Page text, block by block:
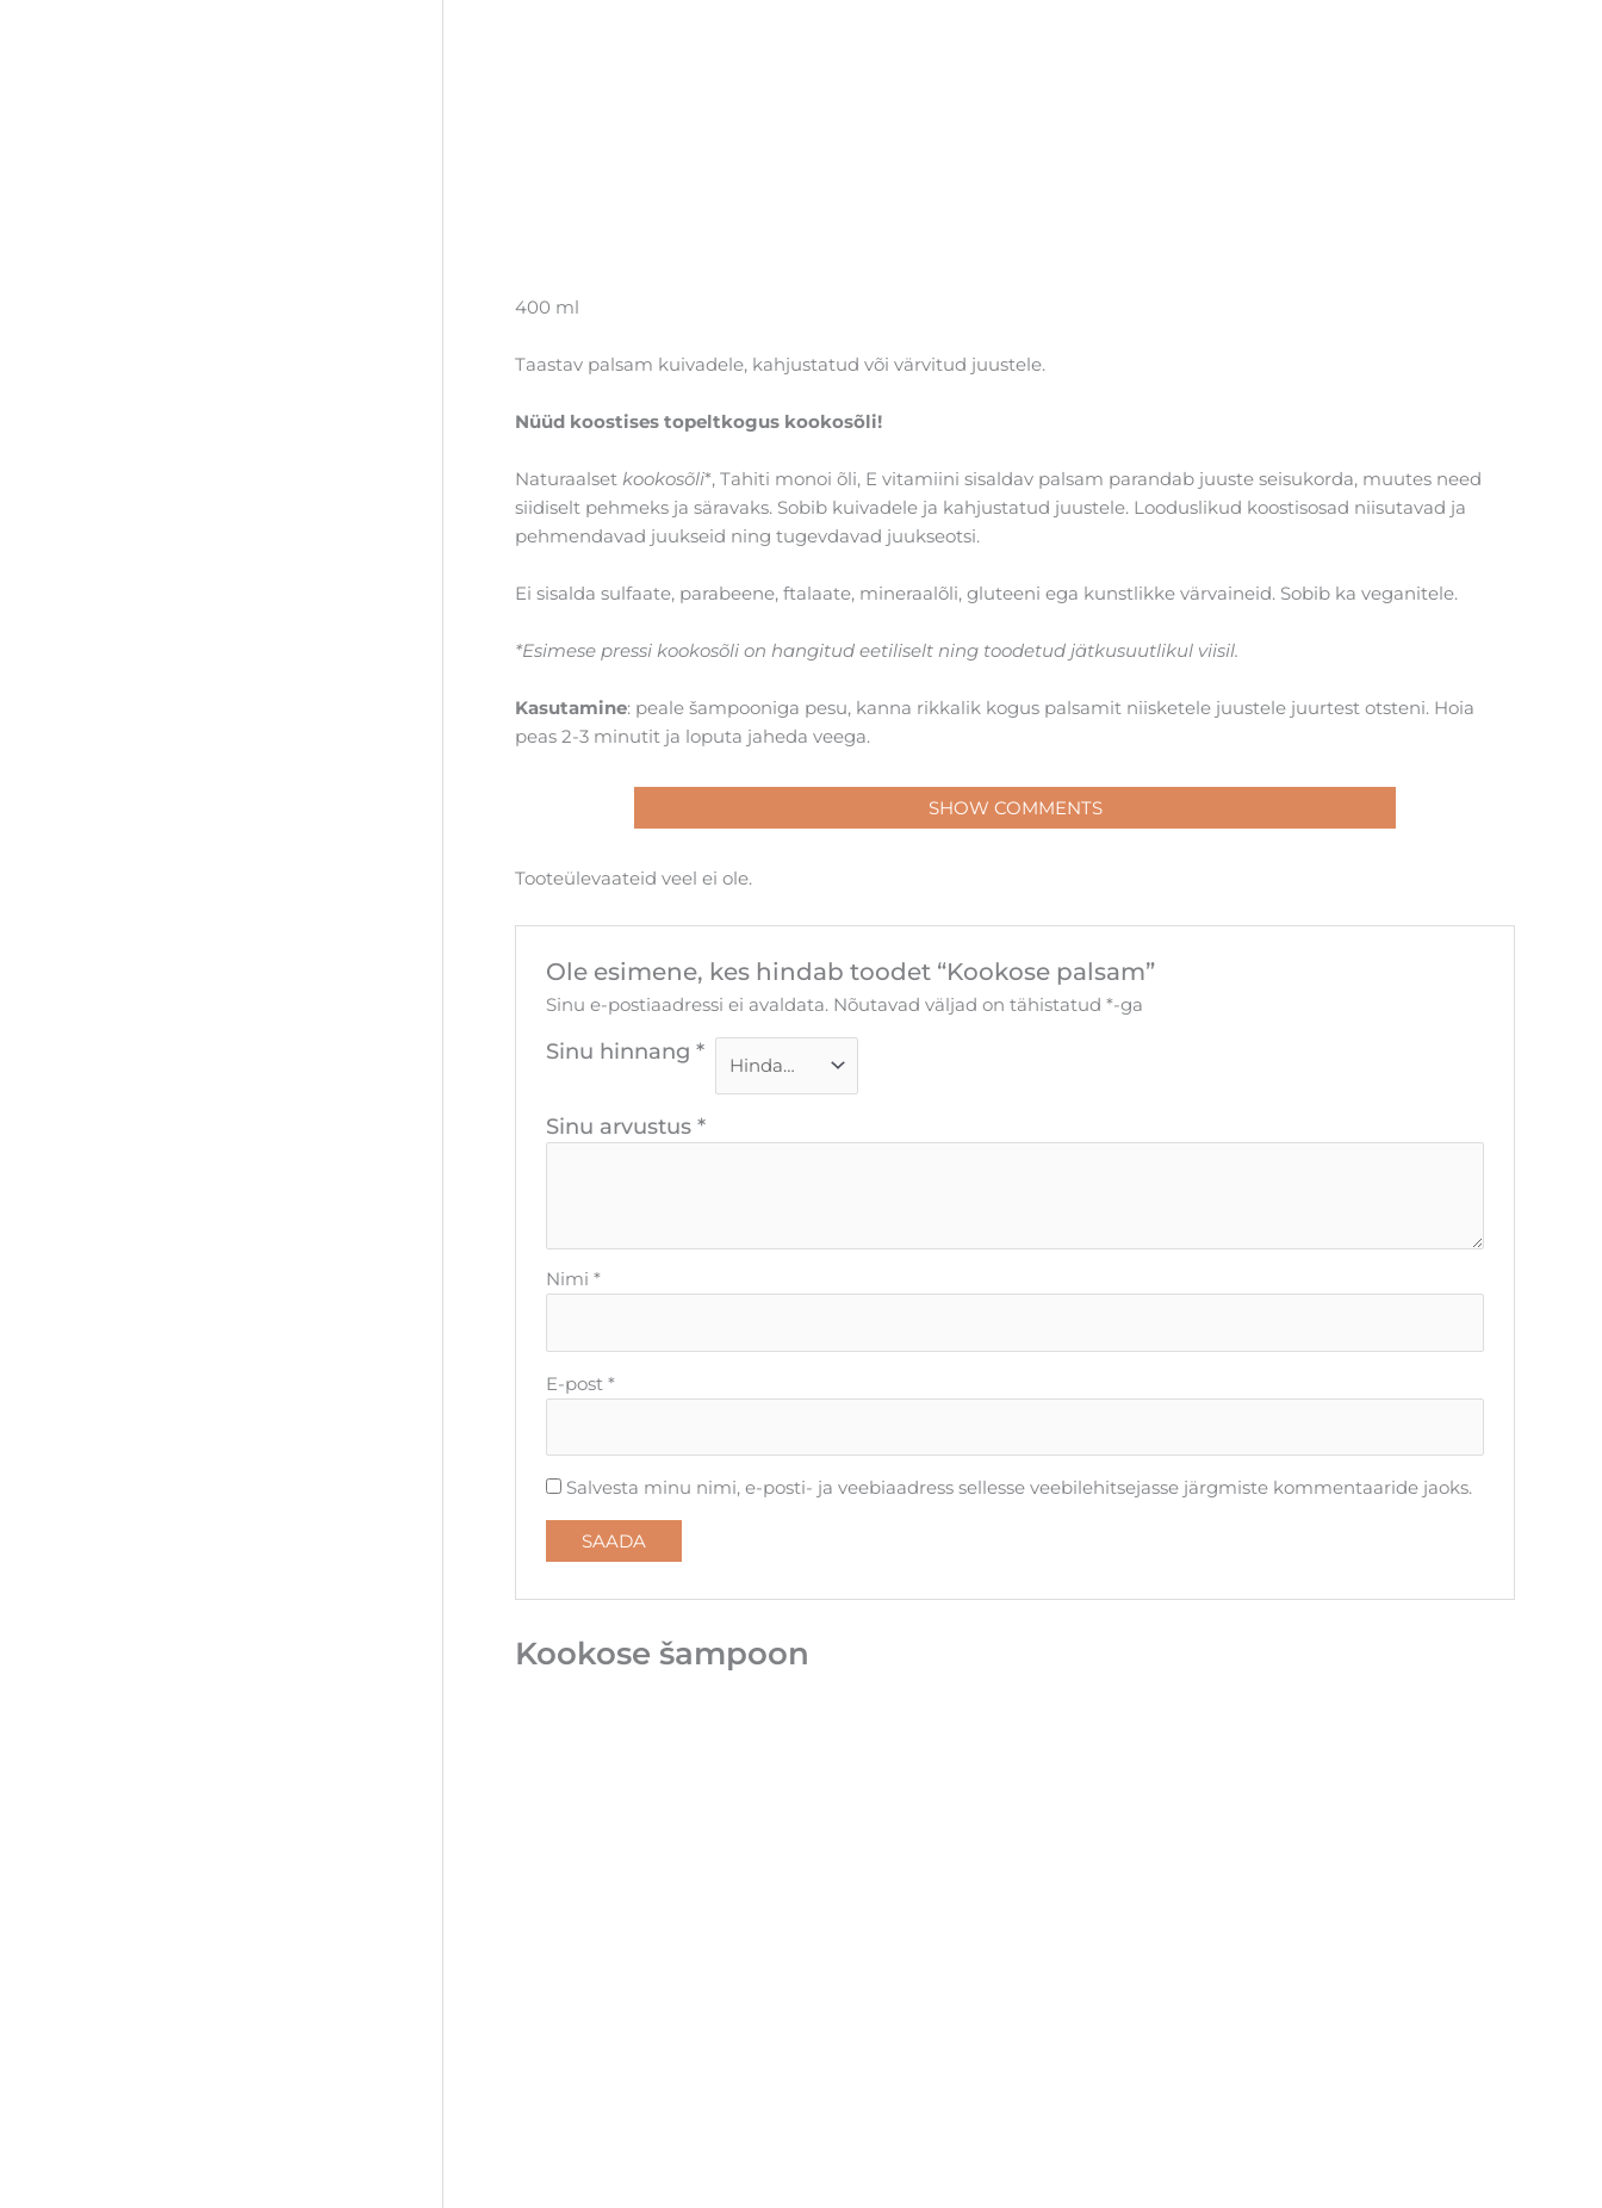
400 ml
Taastav palsam kuivadele, kahjustatud või värvitud juustele.
Nüüd koostises topeltkogus kookosõli!
Naturaalset kookosõli*, Tahiti monoi õli, E vitamiini sisaldav palsam parandab juuste seisukorda, muutes need
siidiselt pehmeks ja säravaks. Sobib kuivadele ja kahjustatud juustele. Looduslikud koostisosad niisutavad ja
pehmendavad juukseid ning tugevdavad juukseotsi.
Ei sisalda sulfaate, parabeene, ftalaate, mineraalõli, gluteeni ega kunstlikke värvaineid. Sobib ka veganitele.
*Esimese pressi kookosõli on hangitud eetiliselt ning toodetud jätkusuutlikul viisil.
Kasutamine: peale šampooniga pesu, kanna rikkalik kogus palsamit niisketele juustele juurtest otsteni. Hoia
peas 2-3 minutit ja loputa jaheda veega.
SHOW COMMENTS
Tooteülevaateid veel ei ole.
Ole esimene, kes hindab toodet “Kookose palsam”
Sinu e-postiaadressi ei avaldata. Nõutavad väljad on tähistatud*-ga
Sinu hinnang*
Sinu arvustus*
Nimi*
E-post*
Salvesta minu nimi, e-posti- ja veebiaadress sellesse veebilehitsejasse järgmiste kommentaaride jaoks.
Kookose šampoon